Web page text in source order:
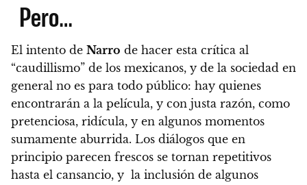
Pero…
El intento de Narro de hacer esta crítica al
“caudillismo” de los mexicanos, y de la sociedad en
general no es para todo público: hay quienes
encontrarán a la película, y con justa razón, como
pretenciosa, ridícula, y en algunos momentos
sumamente aburrida. Los diálogos que en
principio parecen frescos se tornan repetitivos
hasta el cansancio, y la inclusión de algunos